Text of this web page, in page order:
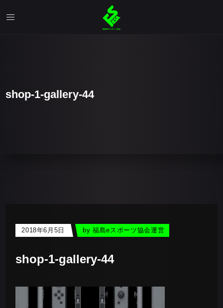
shop-1-gallery-44
2018年6月5日 by福島eスポーツ協会運営
shop-1-gallery-44